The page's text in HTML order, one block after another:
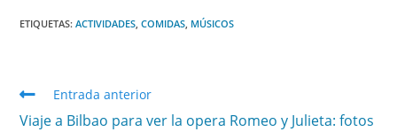
ETIQUETAS:ACTIVIDADES, COMIDAS, MÚSICOS
Entrada anterior
Viaje a Bilbao para ver la opera Romeo y Julieta: fotos